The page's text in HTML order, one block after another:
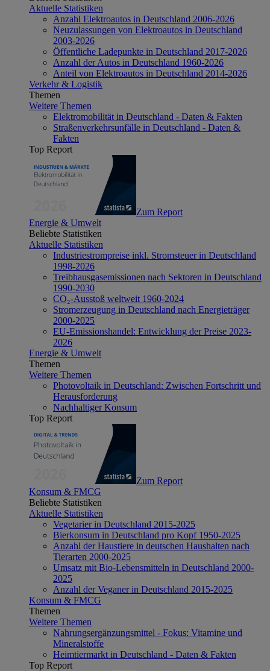
Aktuelle Statistiken
Anzahl Elektroautos in Deutschland 2006-2026
Neuzulassungen von Elektroautos in Deutschland
2003-2026
Öffentliche Ladepunkte in Deutschland 2017-2026
Anzahl der Autos in Deutschland 1960-2026
Anteil von Elektroautos in Deutschland 2014-2026
Verkehr & Logistik
Themen
Weitere Themen
Elektromobilität in Deutschland - Daten & Fakten
Straßenverkehrsunfälle in Deutschland - Daten &
Fakten
Top Report
Zum Report
Energie & Umwelt
Beliebte Statistiken
Aktuelle Statistiken
Industriestrompreise inkl. Stromsteuer in Deutschland
1998-2026
Treibhausgasemissionen nach Sektoren in Deutschland
1990-2030
CO₂-Ausstoß weltweit 1960-2024
Stromerzeugung in Deutschland nach Energieträger
2000-2025
EU-Emissionshandel: Entwicklung der Preise 2023-
2026
Energie & Umwelt
Themen
Weitere Themen
Photovoltaik in Deutschland: Zwischen Fortschritt und
Herausforderung
Nachhaltiger Konsum
Top Report
Zum Report
Konsum & FMCG
Beliebte Statistiken
Aktuelle Statistiken
Vegetarier in Deutschland 2015-2025
Bierkonsum in Deutschland pro Kopf 1950-2025
Anzahl der Haustiere in deutschen Haushalten nach
Tierarten 2000-2025
Umsatz mit Bio-Lebensmitteln in Deutschland 2000-
2025
Anzahl der Veganer in Deutschland 2015-2025
Konsum & FMCG
Themen
Weitere Themen
Nahrungsergänzungsmittel - Fokus: Vitamine und
Mineralstoffe
Heimtiermarkt in Deutschland - Daten & Fakten
Top Report